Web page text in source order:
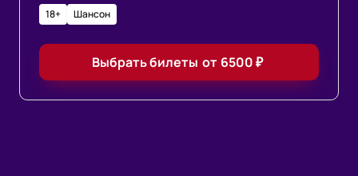
18+ Шансон
Выбрать билеты от 6500₽